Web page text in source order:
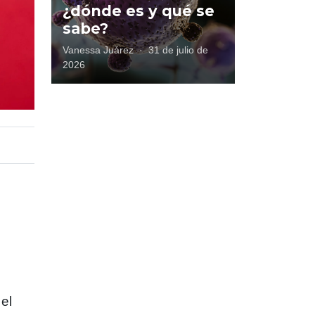
¿dónde es y qué se
sabe?
Vanessa Juárez · 31 de julio de
2026